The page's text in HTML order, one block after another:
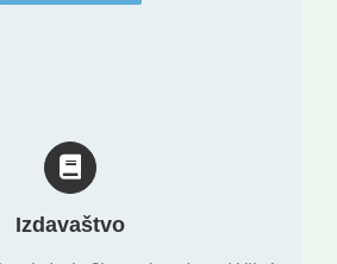
Izdavaštvo